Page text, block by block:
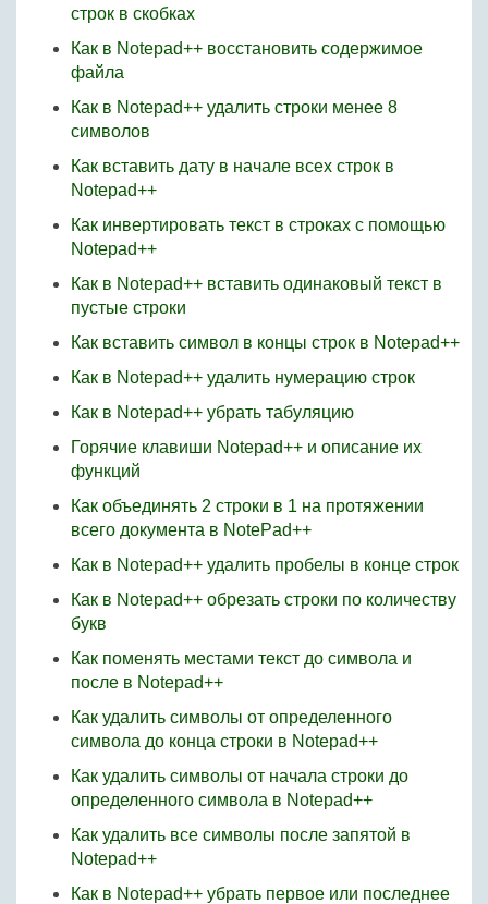
строк в скобках
Как в Notepad++ восстановить содержимое
файла
Как в Notepad++ удалить строки менее 8
символов
Как вставить дату в начале всех строк в
Notepad++
Как инвертировать текст в строках с помощью
Notepad++
Как в Notepad++ вставить одинаковый текст в
пустые строки
Как вставить символ в концы строк в Notepad++
Как в Notepad++ удалить нумерацию строк
Как в Notepad++ убрать табуляцию
Горячие клавиши Notepad++ и описание их
функций
Как объединять 2 строки в 1 на протяжении
всего документа в NotePad++
Как в Notepad++ удалить пробелы в конце строк
Как в Notepad++ обрезать строки по количеству
букв
Как поменять местами текст до символа и
после в Notepad++
Как удалить символы от определенного
символа до конца строки в Notepad++
Как удалить символы от начала строки до
определенного символа в Notepad++
Как удалить все символы после запятой в
Notepad++
Как в Notepad++ убрать первое или последнее